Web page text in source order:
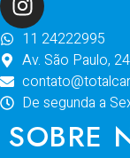
11 24222995
Av. São Paulo,
De segunda a
SOBRE